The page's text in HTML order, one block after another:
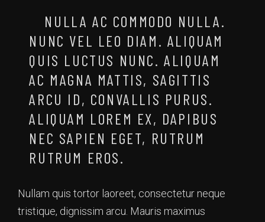
NULLA AC COMMODO NULLA.
NUNC VEL LEO DIAM. ALIQUAM
QUIS LUCTUS NUNC. ALIQUAM
AC MAGNA MATTIS, SAGITTIS
ARCU ID, CONVALLIS PURUS.
ALIQUAM LOREM EX, DAPIBUS
NEC SAPIEN EGET, RUTRUM
RUTRUM EROS.
Nullam quis tortor laoreet, consectetur neque
tristique, dignissim arcu. Mauris maximus